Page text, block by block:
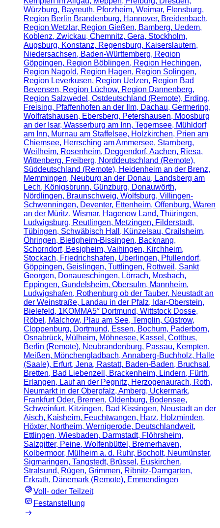
Würzburg, Bayreuth, Pforzheim, Weimar, Flensburg,
Region Berlin Brandenburg, Hannover, Breidenbach,
Region Wetzlar, Region Gießen, Bamberg, Uedem,
Koblenz, Zwickau, Chemnitz, Gera, Stockholm,
Augsburg, Konstanz, Regensburg, Kaiserslautern,
Niedersachsen, Baden-Württemberg, Region
Göppingen, Region Böblingen, Region Hechingen,
Region Nagold, Region Hagen, Region Solingen,
Region Leverkusen, Region Uelzen, Region Bad
Bevensen, Region Lüchow, Region Dannenberg,
Region Salzwedel, Ostdeutschland (Remote), Erding,
Freising, Pfaffenhofen an der Ilm, Dachau, Germering,
Wolfratshausen, Ebersberg, Petershausen, Moosburg
an der Isar, Wasserburg am Inn, Tegernsee, Mühldorf
am Inn, Murnau am Staffelsee, Holzkirchen, Prien am
Chiemsee, Herrsching am Ammersee, Starnberg,
Weilheim, Rosenheim, Deggendorf, Aachen, Riesa,
Wittenberg, Freiberg, Norddeutschland (Remote),
Süddeutschland (Remote), Heidenheim an der Brenz,
Memmingen, Neuburg an der Donau, Landsberg am
Lech, Königsbrunn, Günzburg, Donauwörth,
Nördlingen, Braunschweig, Wolfsburg, Villingen-
Schwenningen, Deventer, Ettenheim, Offenburg, Waren
an der Müritz, Wismar, Hagenow Land, Thüringen,
Ludwigsburg, Reutlingen, Metzingen, Filderstadt,
Tübingen, Schwäbisch Hall, Künzelsau, Crailsheim,
Öhringen, Bietigheim-Bissingen, Backnang,
Schorndorf, Besigheim, Vaihingen, Kirchheim,
Stockach, Friedrichshafen, Überlingen, Pfullendorf,
Göppingen, Geislingen, Tuttlingen, Rottweil, Sankt
Georgen, Donaueschingen, Lörrach, Mosbach,
Eppingen, Gundelsheim, Obersulm, Mannheim,
Ludwigshafen, Rothenburg ob der Tauber, Neustadt an
der Weinstraße, Landau in der Pfalz, Idar-Oberstein,
Bielefeld, 1KOMMA5° Dortmund, Wittstock Dosse,
Röbel, Malchow, Plau am See, Templin, Güstrow,
Cloppenburg, Dortmund, Essen, Bochum, Paderborn,
Osnabrück, Mülheim, Möhnesee, Kassel, Cottbus,
Berlin (Remote), Neubrandenburg, Passau, Kempten,
Meißen, Mönchengladbach, Annaberg-Buchholz, Halle
(Saale), Erfurt, Jena, Rastatt, Baden-Baden, Bruchsal,
Bretten, Bad Liebenzell, Brackenheim, Lindern, Fürth,
Erlangen, Lauf an der Pegnitz, Herzogenaurach, Roth,
Neumarkt in der Oberpfalz, Amberg, Uckermark,
Frankfurt Oder, Bremen, Oldenburg, Bodensee,
Schweinfurt, Kitzingen, Bad Kissingen, Neustadt an der
Aisch, Kaisheim, Feuchtwangen, Harz, Holzminden,
Höxter, Northeim, Wernigerode, Deutschlandweit,
Ettlingen, Wiesbaden, Darmstadt, Flöhrsheim,
Salzgitter, Peine, Wolfenbüttel, Bremerhaven,
Kolbermoor, Mülheim a. d. Ruhr, Bocholt, Neumünster,
Sigmaringen, Tangstedt, Brüssel, Euskirchen,
Stralsund, Rügen, Grimmen, Ribnitz-Damgarten,
Erkrath, Dänemark (Remote), Emmendingen
Voll- oder Teilzeit
Festanstellung